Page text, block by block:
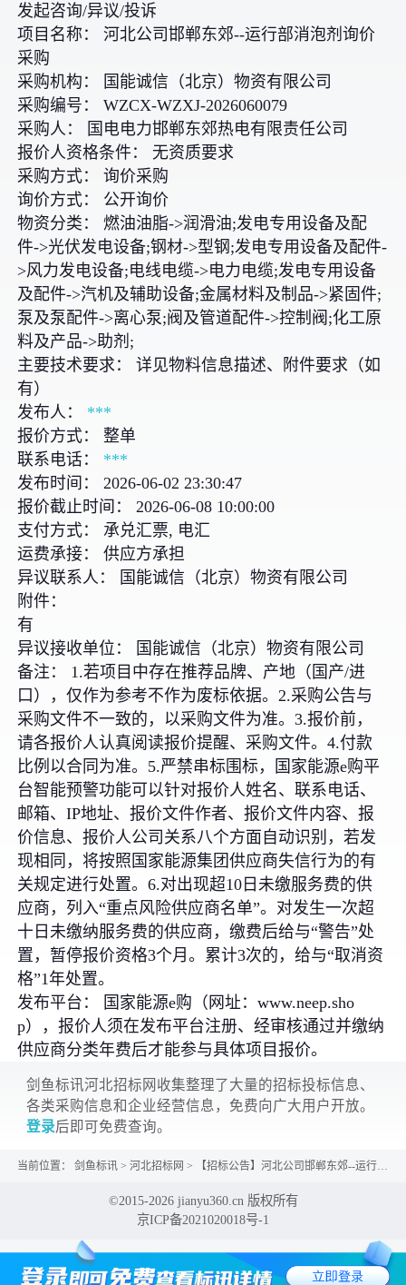
发起咨询/异议/投诉
项目名称： 河北公司邯郸东郊--运行部消泡剂询价
采购
采购机构： 国能诚信（北京）物资有限公司
采购编号： WZCX-WZXJ-2026060079
采购人： 国电电力邯郸东郊热电有限责任公司
报价人资格条件： 无资质要求
采购方式： 询价采购
询价方式： 公开询价
物资分类： 燃油油脂->润滑油;发电专用设备及配
件->光伏发电设备;钢材->型钢;发电专用设备及配件-
>风力发电设备;电线电缆->电力电缆;发电专用设备
及配件->汽机及辅助设备;金属材料及制品->紧固件;
泵及泵配件->离心泵;阀及管道配件->控制阀;化工原
料及产品->助剂;
主要技术要求： 详见物料信息描述、附件要求（如
有）
发布人： ***
报价方式： 整单
联系电话： ***
发布时间： 2026-06-02 23:30:47
报价截止时间： 2026-06-08 10:00:00
支付方式： 承兑汇票, 电汇
运费承接： 供应方承担
异议联系人： 国能诚信（北京）物资有限公司
附件：
有
异议接收单位： 国能诚信（北京）物资有限公司
备注： 1.若项目中存在推荐品牌、产地（国产/进
口），仅作为参考不作为废标依据。2.采购公告与
采购文件不一致的，以采购文件为准。3.报价前，
请各报价人认真阅读报价提醒、采购文件。4.付款
比例以合同为准。5.严禁串标围标，国家能源e购平
台智能预警功能可以针对报价人姓名、联系电话、
邮箱、IP地址、报价文件作者、报价文件内容、报
价信息、报价人公司关系八个方面自动识别，若发
现相同，将按照国家能源集团供应商失信行为的有
关规定进行处置。6.对出现超10日未缴服务费的供
应商，列入“重点风险供应商名单”。对发生一次超
十日未缴纳服务费的供应商，缴费后给与“警告”处
置，暂停报价资格3个月。累计3次的，给与“取消资
格”1年处置。
发布平台： 国家能源e购（网址：www.neep.sho
p），报价人须在发布平台注册、经审核通过并缴纳
供应商分类年费后才能参与具体项目报价。
剑鱼标讯河北招标网收集整理了大量的招标投标信息、
各类采购信息和企业经营信息，免费向广大用户开放。
登录后即可免费查询。
当前位置： 剑鱼标讯 > 河北招标网 > 【招标公告】河北公司邯郸东郊--运行部消泡剂询价采购
©2015-2026 jianyu360.cn 版权所有
京ICP备2021020018号-1